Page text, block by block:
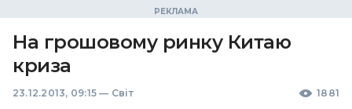
На грошовому ринку Китаю
криза
23.12.2013, 09:15 — Світ 1881